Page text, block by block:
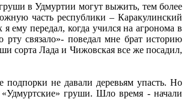
в Удмуртии могут выжить, тем более
часть республики – Каракулинский
ему передал, когда учился на агронома в
рту связало»- поведал мне брат историю
сорта Лада и Чижовская все же посадил,
не давали деревьям упасть. Но
груши. Шло время - начали